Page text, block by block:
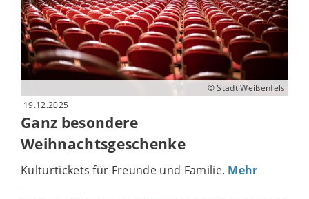
© Stadt Weißenfels
19.12.2025
Ganz besondere
Weihnachtsgeschenke
Kulturtickets für Freunde und Familie. Mehr